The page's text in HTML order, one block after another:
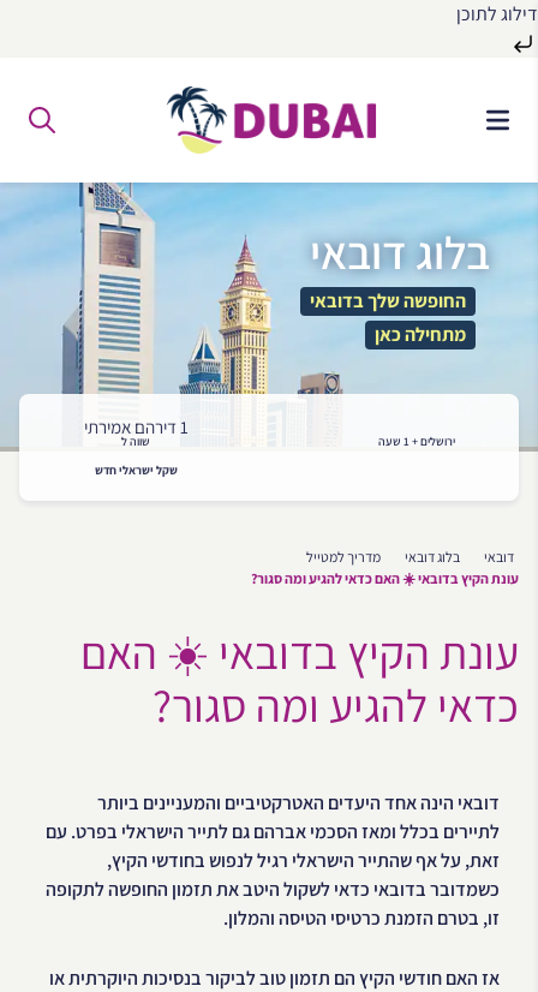
דילוג לתוכן
התוכן
בלוג דובאי
החופשה שלך בדובאי
מתחילה כאן
ירושלים + 1 שעה
1 דירהם אמירתי
שווה ל
שקל ישראלי חדש
דובאי בלוג דובאי
מדריך למטייל
עונת הקיץ בדובאי ☀️ האם כדאי להגיע ומה סגור?
עונת הקיץ בדובאי ☀️ האם
כדאי להגיע ומה סגור?
דובאי הינה אחד היעדים האטרקטיביים והמעניינים ביותר
לתיירים בכלל ומאז הסכמי אברהם גם לתייר הישראלי בפרט. עם
זאת, על אף שהתייר הישראלי רגיל לנפוש בחודשי הקיץ,
כשמדובר בדובאי כדאי לשקול היטב את תזמון החופשה לתקופה
זו, בטרם הזמנת כרטיסי הטיסה והמלון.
אז האם חודשי הקיץ הם תזמון טוב לביקור בנסיכות היוקרתית או